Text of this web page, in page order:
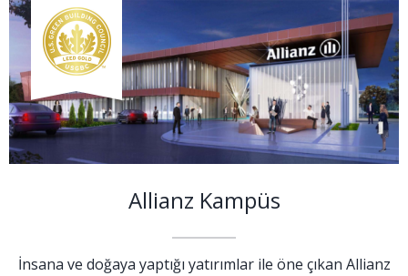
Allianz Kampüs
İnsana ve doğaya yaptığı yatırımlar ile öne çıkan Allianz